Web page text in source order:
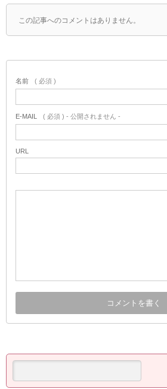
この記事へのコメントはありません。
名前 ( 必須 )
E-MAIL ( 必須 ) - 公開されません -
URL